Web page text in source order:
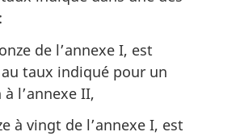
de l’annexe I, est
taux indiqué pour un
l’annexe II,
à vingt de l’annexe I, est